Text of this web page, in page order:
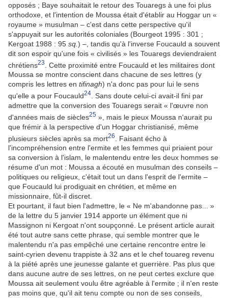
opposés ; Baye souhaitait le retour des Touaregs à une foi plus
orthodoxe, et l'intention de Moussa était d'établir au Hoggar un «
royaume » musulman – c'est dans cette perspective qu'il
s'appuyait sur les autorités coloniales (Bourgeot 1995 : 301 ;
Kergoat 1988 : 95 sq. ) –, tandis qu'à l'inverse Foucauld a souvent
dit son espoir qu'une fois « civilisés » les Touaregs deviendraient
chrétiens23
. Cette proximité entre Foucauld et les militaires dont
Moussa se montre conscient dans chacune de ses lettres (y
compris les lettres en tifinagh) n'a donc pas pour lui le sens
qu'elle a pour Foucauld24
. Sans doute celui-ci avait-il fini par
admettre que la conversion des Touaregs serait « l'œuvre non
d'années mais de siècles25 », mais le pieux Moussa n'aurait pu
que frémir à la perspective d'un Hoggar christianisé, même
plusieurs siècles après sa mort26
. Faisant écho à
l'incompréhension entre l'ermite et les femmes qui priaient pour
sa conversion à l'islam, le malentendu entre les deux hommes se
résume d'un mot : Moussa a écouté en musulman des conseils –
politiques ou religieux, c'était tout un dans l'esprit de l'ermite –
que Foucauld lui prodiguait en chrétien, et même en
missionnaire, fût-il discret.
Et pourtant, il faut bien l'admettre, le « Ne m'abandonne pas... »
de la lettre du 5 janvier 1914 apporte un élément que ni
Massignon ni Kergoat n'ont soupçonné. Le présent article aurait
été tout autre sans cette phrase, qui semble montrer que le
malentendu n'a pas empêché une certaine rencontre entre le
saint-cyrien devenu trappiste à 32 ans et le chef touareg revenu
à la piété après une jeunesse galante et guerrière. Pas plus que
dans aucune autre de ses lettres, on ne peut certes exclure que
Moussa ait seulement voulu être agréable à l'ermite ; il n'en reste
pas moins que, qu'il ait tenu compte ou non de ses conseils,